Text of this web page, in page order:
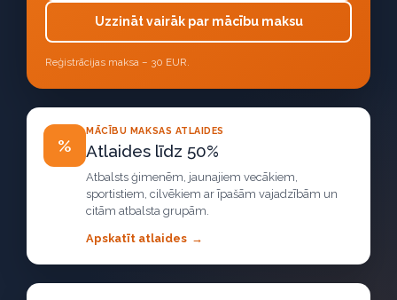
Uzzināt vairāk par mācību maksu
Reģistrācijas maksa – 30 EUR.
%
MĀCĪBU MAKSAS ATLAIDES
Atlaides līdz 50%
Atbalsts ģimenēm, jaunajiem vecākiem,
sportistiem, cilvēkiem ar īpašām vajadzībām un
citām atbalsta grupām.
Apskatīt atlaides